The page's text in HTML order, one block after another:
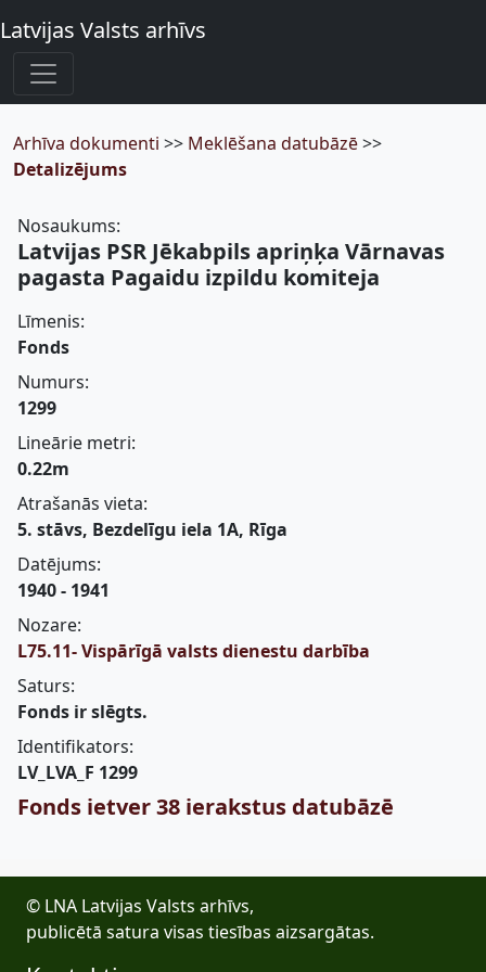
Latvijas Valsts arhīvs
Arhīva dokumenti >> Meklēšana datubāzē>>
Detalizējums
Nosaukums:
Latvijas PSR Jēkabpils apriņķa Vārnavas
pagasta Pagaidu izpildu komiteja
Līmenis:
Fonds
Numurs:
1299
Lineārie metri:
0.22m
Atrašanās vieta:
5. stāvs, Bezdelīgu iela 1A, Rīga
Datējums:
1940 - 1941
Nozare:
L75.11- Vispārīgā valsts dienestu darbība
Saturs:
Fonds ir slēgts.
Identifikators:
LV_LVA_F 1299
Fonds ietver 38 ierakstus datubāzē
© LNA Latvijas Valsts arhīvs,
publicētā satura visas tiesības aizsargātas.